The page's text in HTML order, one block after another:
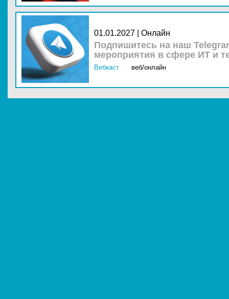
01.01.2027 | Онлайн
Подпишитесь на наш
мероприятия в сфере ИТ и
Вебкаст веб/онлайн